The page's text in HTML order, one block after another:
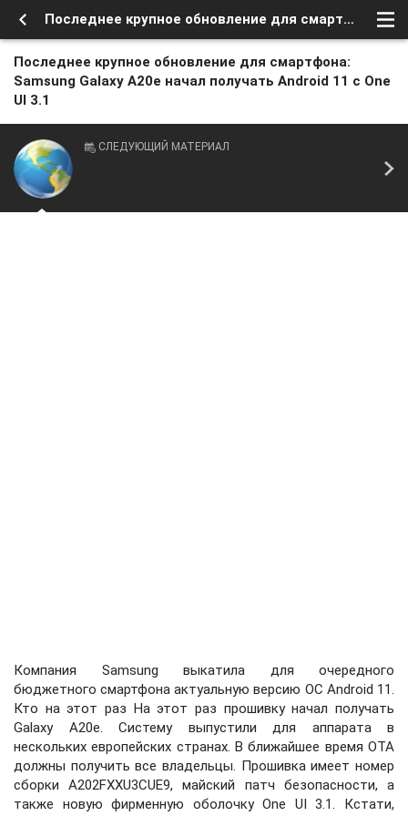
Последнее крупное обновление для смартфона: Samsung Galaxy A20e начал получать Android 11 с One UI 3.1
Последнее крупное обновление для смартфона:
Samsung Galaxy A20e начал получать Android 11 с One
UI 3.1
СЛЕДУЮЩИЙ МАТЕРИАЛ
Компания Samsung выкатила для очередного
бюджетного смартфона актуальную версию ОС Android 11.
Кто на этот раз На этот раз прошивку начал получать
Galaxy A20e. Систему выпустили для аппарата в
нескольких европейских странах. В ближайшее время OTA
должны получить все владельцы. Прошивка имеет номер
сборки A202FXXU3CUE9, майский патч безопасности, а
также новую фирменную оболочку One UI 3.1. Кстати,